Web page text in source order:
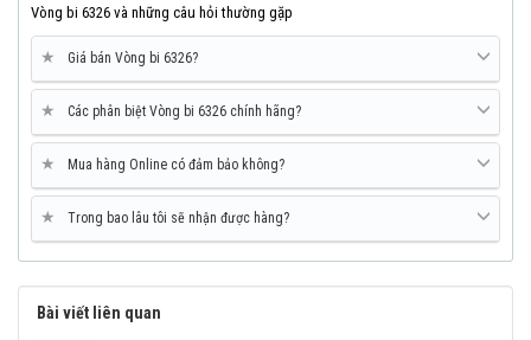
Vòng bi 6326 và những câu hỏi thường gặp
★ Giá bán Vòng bi 6326?
★ Các phân biệt Vòng bi 6326 chính hãng?
★ Mua hàng Online có đảm bảo không?
★ Trong bao lâu tôi sẽ nhận được hàng?
Bài viết liên quan